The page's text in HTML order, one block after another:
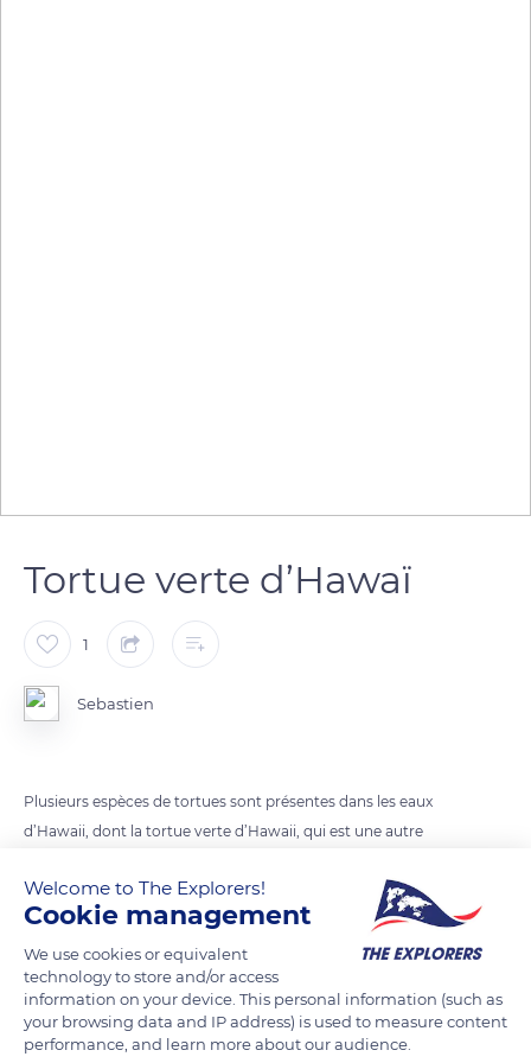
Tortue verte d’Hawaï
1
Sebastien
Plusieurs espèces de tortues sont présentes dans les eaux
d’Hawaii, dont la tortue verte d’Hawaii, qui est une autre
plongée et sur les plages, grâce à une lutte acharnée des
écologistes, et sa population augmente d’année en année.
READ MORE TRANSLATE
Welcome to The Explorers!
Cookie management
We use cookies or equivalent
technology to store and/or access
information on your device. This personal information (such as
your browsing data and IP address) is used to measure content
performance, and learn more about our audience.